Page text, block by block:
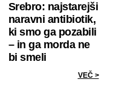
Srebro: najstarejši
naravni antibiotik,
ki smo ga pozabili
– in ga morda ne
bi smeli
VEČ >